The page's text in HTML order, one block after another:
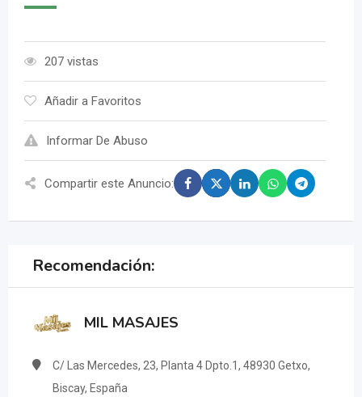
207 vistas
Añadir a Favoritos
Informar De Abuso
Compartir este Anuncio:
Recomendación:
MIL MASAJES
C/ Las Mercedes, 23, Planta 4 Dpto.1, 48930 Getxo,
Biscay, España